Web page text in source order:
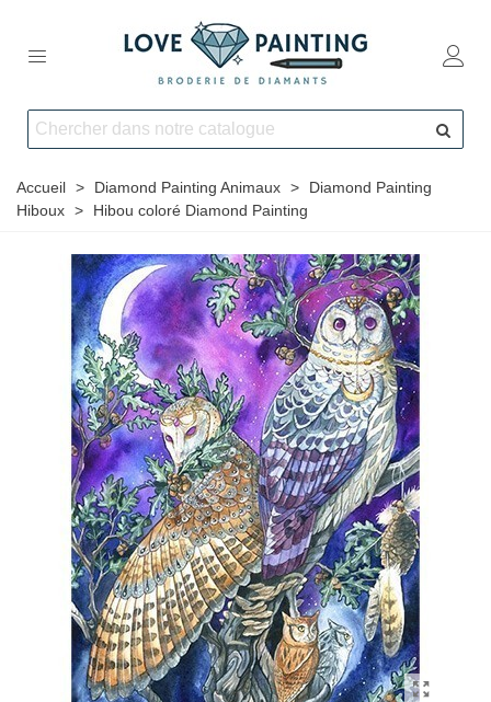
Accueil > Diamond Painting Animaux >
Diamond Painting
Hiboux > Hibou coloré Diamond Painting